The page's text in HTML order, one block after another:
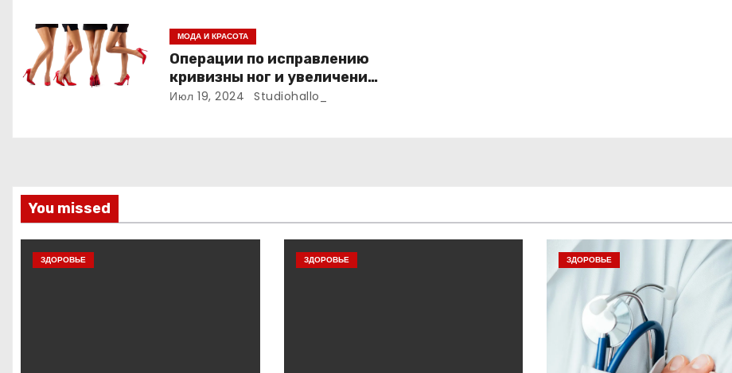
а
я
м
МОДА И КРАСОТА
Операции по исправлению
кривизны ног и увеличению
роста
Июл 19, 2024 Studiohallo_
You missed
ЗДОРОВЬЕ ЗДОРОВЬЕ ЗДОРОВЬЕ